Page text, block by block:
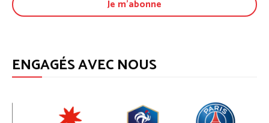
ENGAGÉS AVEC NOUS